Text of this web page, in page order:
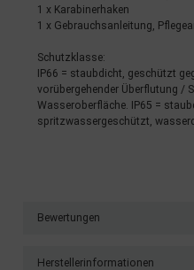
1 x Karabinerhaken
1 x Gebrauchsanleitung,
Schutzklasse:
IP66 = staubdicht, geschützt
vorübergehender Überflutung /
Wasseroberfläche. IP65 =
spritzwassergeschützt,
Bewertungen
Herstellerinformationen